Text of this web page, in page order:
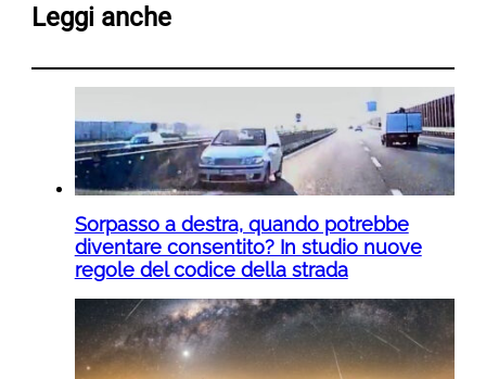
Leggi anche
Sorpasso a destra, quando potrebbe
diventare consentito? In studio nuove
regole del codice della strada